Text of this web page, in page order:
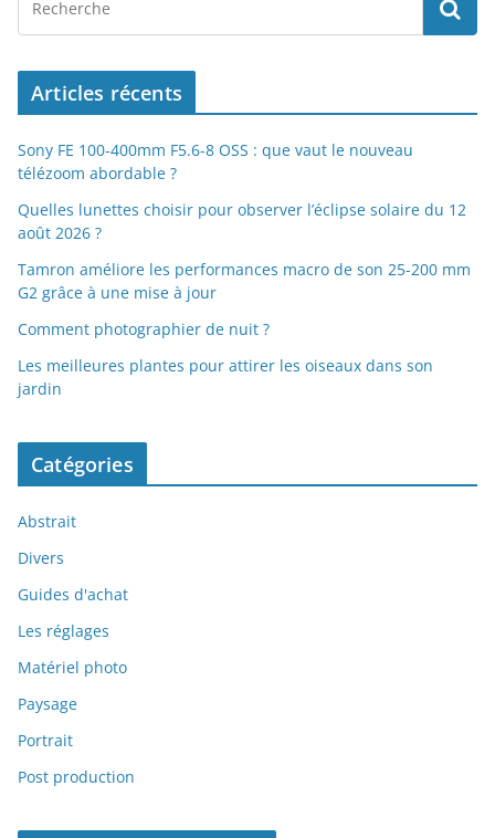
Articles récents
Sony FE 100-400mm F5.6-8 OSS : que vaut le nouveau
télézoom abordable ?
Quelles lunettes choisir pour observer l’éclipse solaire du 12
août 2026 ?
Tamron améliore les performances macro de son 25-200 mm
G2 grâce à une mise à jour
Comment photographier de nuit ?
Les meilleures plantes pour attirer les oiseaux dans son
jardin
Catégories
Abstrait
Divers
Guides d'achat
Les réglages
Matériel photo
Paysage
Portrait
Post production